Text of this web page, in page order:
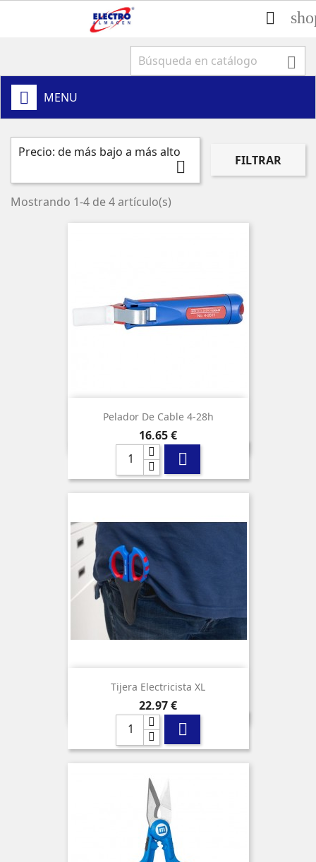


MENU
Precio: de más bajo a más alto
 FILTRAR
Mostrando 1-4 de 4 artículo(s)
Pelador De Cable 4-28h
Precio
16,65 €

Tijera Electricista XL
Precio
22,97 €
